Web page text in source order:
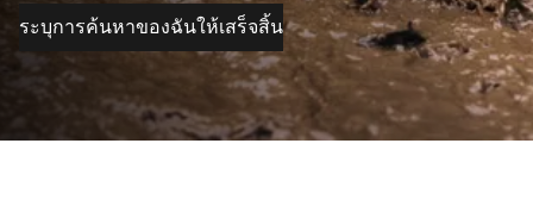
ระบุการค้นหาของฉันให้เสร็จสิ้น